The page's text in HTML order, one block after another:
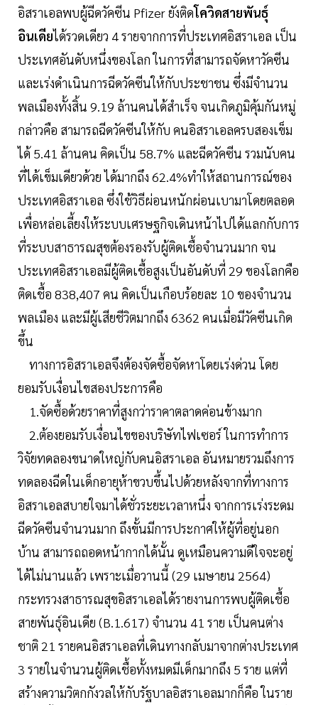
อิสราเอลพบผู้ฉีดวัคซีน Pfizer ยังติดโควิดสายพันธุ์
อินเดียได้รวดเดียว 4 รายจากการที่ประเทศอิสราเอล เป็น
ประเทศอันดับหนึ่งของโลก ในการที่สามารถจัดหาวัคซีน
และเร่งดำเนินการฉีดวัคซีนให้กับประชาชน ซึ่งมีจำนวน
พลเมืองทั้งสิ้น 9.19 ล้านคนได้สำเร็จ จนเกิดภูมิคุ้มกันหมู่
กล่าวคือ สามารถฉีดวัคซีนให้กับ คนอิสราเอลครบสองเข็ม
ได้ 5.41 ล้านคน คิดเป็น 58.7% และฉีดวัคซีน รวมนับคน
ที่ได้เข็มเดียวด้วย ได้มากถึง 62.4%ทำให้สถานการณ์ของ
ประเทศอิสราเอล ซึ่งใช้วิธีผ่อนหนักผ่อนเบามาโดยตลอด
เพื่อหล่อเลี้ยงให้ระบบเศรษฐกิจเดินหน้าไปได้แลกกับการ
ที่ระบบสาธารณสุขต้องรองรับผู้ติดเชื้อจำนวนมาก จน
ประเทศอิสราเอลมีผู้ติดเชื้อสูงเป็นอันดับที่ 29 ของโลกคือ
ติดเชื้อ 838,407 คน คิดเป็นเกือบร้อยละ 10 ของจำนวน
พลเมือง และมีผู้เสียชีวิตมากถึง 6362 คนเมื่อมีวัคซีนเกิด
ขึ้น
ทางการอิสราเอลจึงต้องจัดซื้อจัดหาโดยเร่งด่วน โดย
ยอมรับเงื่อนไขสองประการคือ
1.จัดซื้อด้วยราคาที่สูงกว่าราคาตลาดค่อนข้างมาก
2.ต้องยอมรับเงื่อนไขของบริษัทไฟเซอร์ ในการทำการ
วิจัยทดลองขนาดใหญ่กับคนอิสราเอล อันหมายรวมถึงการ
ทดลองฉีดในเด็กอายุห้าขวบขึ้นไปด้วยหลังจากที่ทางการ
อิสราเอลสบายใจมาได้ชั่วระยะเวลาหนึ่ง จากการเร่งระดม
ฉีดวัคซีนจำนวนมาก ถึงขั้นมีการประกาศให้ผู้ที่อยู่นอก
บ้าน สามารถถอดหน้ากากได้นั้น ดูเหมือนความดีใจจะอยู่
ได้ไม่นานแล้ว เพราะเมื่อวานนี้ (29 เมษายน 2564)
กระทรวงสาธารณสุขอิสราเอลได้รายงานการพบผู้ติดเชื้อ
สายพันธุ์อินเดีย (B.1.617) จำนวน 41 ราย เป็นคนต่าง
ชาติ 21 รายคนอิสราเอลที่เดินทางกลับมาจากต่างประเทศ
3 รายในจำนวนผู้ติดเชื้อทั้งหมดมีเด็กมากถึง 5 ราย แต่ที่
สร้างความวิตกกังวลให้กับรัฐบาลอิสราเอลมากก็คือ ในราย